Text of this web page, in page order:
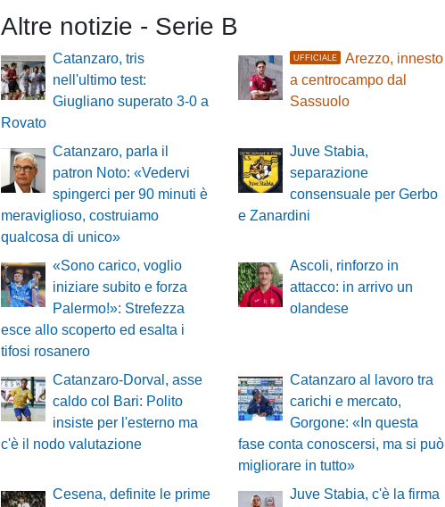
Altre notizie - Serie B
Catanzaro, tris
nell'ultimo test:
Giugliano superato 3-0 a
Rovato
UFFICIALE
Arezzo, innesto
a centrocampo dal
Sassuolo
Catanzaro, parla il
patron Noto: «Vedervi
spingerci per 90 minuti è
meraviglioso, costruiamo
qualcosa di unico»
Juve Stabia,
separazione
consensuale per Gerbo
e Zanardini
«Sono carico, voglio
iniziare subito e forza
Palermo!»: Strefezza
esce allo scoperto ed esalta i
tifosi rosanero
Ascoli, rinforzo in
attacco: in arrivo un
olandese
Catanzaro-Dorval, asse
caldo col Bari: Polito
insiste per l'esterno ma
c'è il nodo valutazione
Catanzaro al lavoro tra
carichi e mercato,
Gorgone: «In questa
fase conta conoscersi, ma si può
migliorare in tutto»
Cesena, definite le prime
Juve Stabia, c'è la firma